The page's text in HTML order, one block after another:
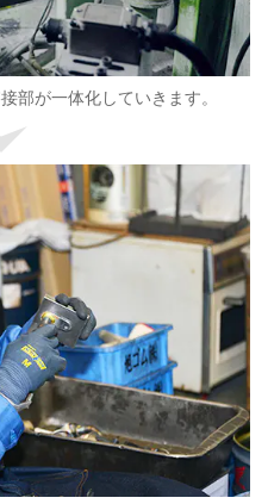
部が一体化していきます。